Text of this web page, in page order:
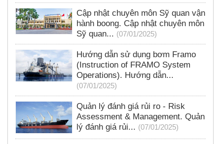
Cập nhật chuyên môn Sỹ quan vận
hành boong. Cập nhật chuyên môn
Sỹ quan... (07/01/2025)
Hướng dẫn sử dụng bơm Framo
(Instruction of FRAMO System
Operations). Hướng dẫn...
(07/01/2025)
Quản lý đánh giá rủi ro - Risk
Assessment & Management. Quản
lý đánh giá rủi... (07/01/2025)